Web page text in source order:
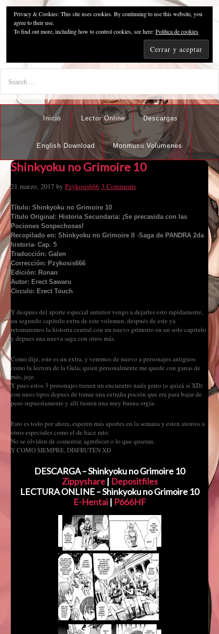
Pzykosis666HFansub
"I'm the best there is at what I do, but what I do best isn't very
Inicio Lector Online Descargas
English Download Monmusu Volúmenes
Shinkyoku no Grimoire 10
21 marzo, 2017 byPzykosis666 3 Comments
Título: Shinkyoku no Grimoire 10
Título Original: Historia Secundaria: ¡Se precavida con las
Pociones Sospechosas!
Recopilado en: Shinkyoku no Grimoire II -Saga de PANDRA 2da
historia- Cap. 5
Traducción: Galen
Corrección: Pzykosis666
Edición: Ronan
Autor: Erect Sawaru
Circulo: Erect Touch
Y despues del aporte especial anterior vengo a dejarles esto rapidamente,
un segundo capitulo extra de este volumen, después de este ya
retomaremos la historia central con un nuevo grimorio en un solo capitulo
y depues una nueva saga con otros más.
Como dije, este es un extra, y veremos de nuevo a personajes antiguos
como la lectora de la Gula, quien personalmente me quede con ganas de
más, jeje.
Y pues estos 3 personajes tienen un encuentro nada grato (o quizá sí XD)
con unos tipos depues de tomar una extraña poción que era para bajar de
peso supuestamente y allí tienen una muy buena orgía.
Esto es todo por ahora, esperen más aportes en la semana y esten atentos a
otros especiales como el de hace rato.
No se olviden de comentar, agredecer o lo que quieran.
Y COMO SIEMPRE, DISFRUTEN XD
DESCARGA – Shinkyoku no Grimoire 10
Zippyshare| Depositfiles
LECTURA ONLINE – Shinkyoku no Grimoire 10
E-Hentai| P666HF
Privacy & Cookies: This site uses cookies. By continuing to use this website, you
agree to their use.
To find out more, including how to control cookies, see here:Política de cookies